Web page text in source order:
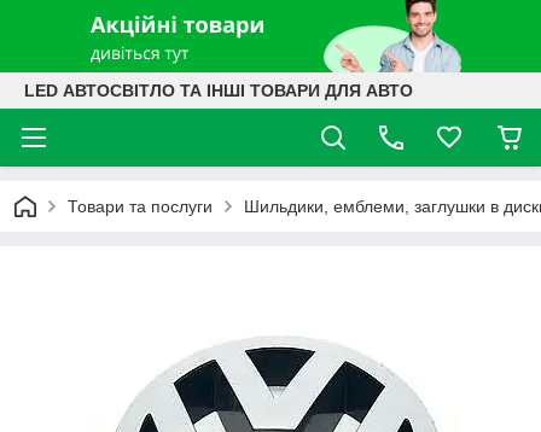
LED АВТОСВІТЛО ТА ІНШІ ТОВАРИ ДЛЯ АВТО
Товари та послуги Шильдики, емблеми, заглушки в